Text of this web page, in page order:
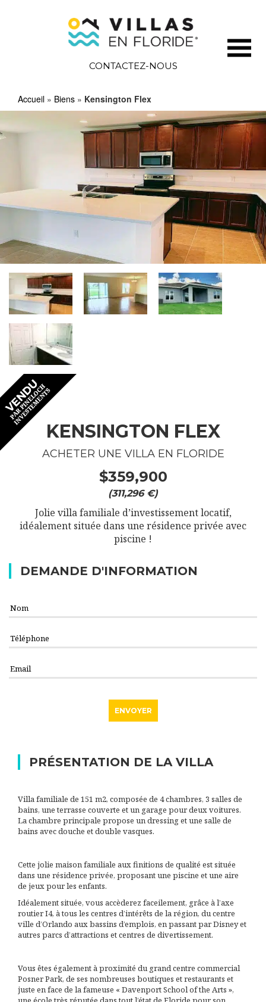
CONTACTEZ-NOUS
Accueil » Biens » Kensington Flex
KENSINGTON FLEX
ACHETER UNE VILLA EN FLORIDE
$359,900
(311,296 €)
Jolie villa familiale d’investissement locatif,
idéalement située dans une résidence privée avec
piscine !
DEMANDE D'INFORMATION
PRÉSENTATION DE LA VILLA
Villa familiale de 151 m2, composée de 4 chambres, 3 salles de
bains, une terrasse couverte et un garage pour deux voitures.
La chambre principale propose un dressing et une salle de
bains avec douche et double vasques.
Cette jolie maison familiale aux finitions de qualité est située
dans une résidence privée, proposant une piscine et une aire
de jeux pour les enfants.
Idéalement située, vous accèderez faceilement, grâce à l’axe
routier I4, à tous les centres d’intérêts de la région, du centre
ville d’Orlando aux bassins d’emplois, en passant par Disney et
autres parcs d’attractions et centres de divertissement.
Vous êtes également à proximité du grand centre commercial
Posner Park, de ses nombreuses boutiques et restaurants et
juste en face de la fameuse « Davenport School of the Arts »,